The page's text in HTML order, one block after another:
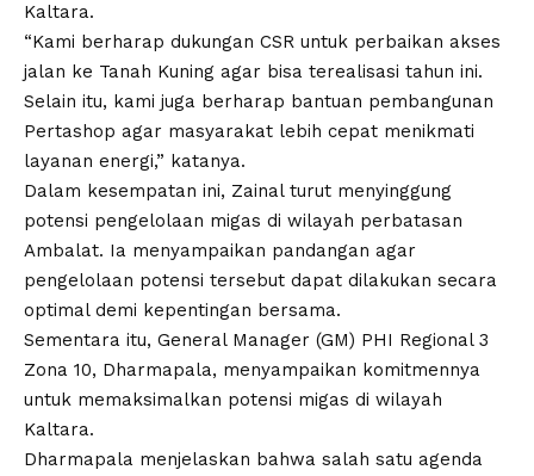
Kaltara.
“Kami berharap dukungan CSR untuk perbaikan akses
jalan ke Tanah Kuning agar bisa terealisasi tahun ini.
Selain itu, kami juga berharap bantuan pembangunan
Pertashop agar masyarakat lebih cepat menikmati
layanan energi,” katanya.
Dalam kesempatan ini, Zainal turut menyinggung
potensi pengelolaan migas di wilayah perbatasan
Ambalat. Ia menyampaikan pandangan agar
pengelolaan potensi tersebut dapat dilakukan secara
optimal demi kepentingan bersama.
Sementara itu, General Manager (GM) PHI Regional 3
Zona 10, Dharmapala, menyampaikan komitmennya
untuk memaksimalkan potensi migas di wilayah
Kaltara.
Dharmapala menjelaskan bahwa salah satu agenda